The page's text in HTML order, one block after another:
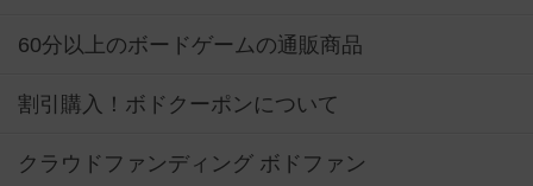
60分以上のボードゲームの通販商品
割引購入！ボドクーポンについて
クラウドファンディング ボドファン